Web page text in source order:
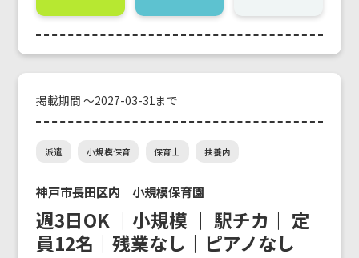
掲載期間 ～2027-03-31まで
派遣 小規模保育 保育士 扶養内
神戸市長田区内 小規模保育園
週3日OK ｜小規模 ｜ 駅チカ｜ 定
員12名｜残業なし｜ピアノなし